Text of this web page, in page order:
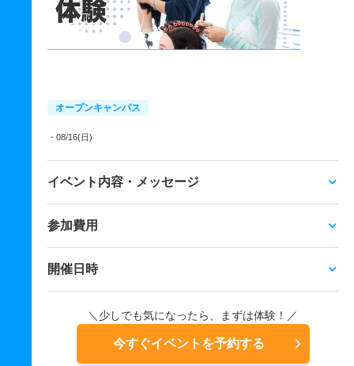
オープンキャンパス
・08/16(日)
イベント内容・メッセージ
参加費用
開催日時
＼少しでも気になったら、まずは体験！／
今すぐイベントを予約する